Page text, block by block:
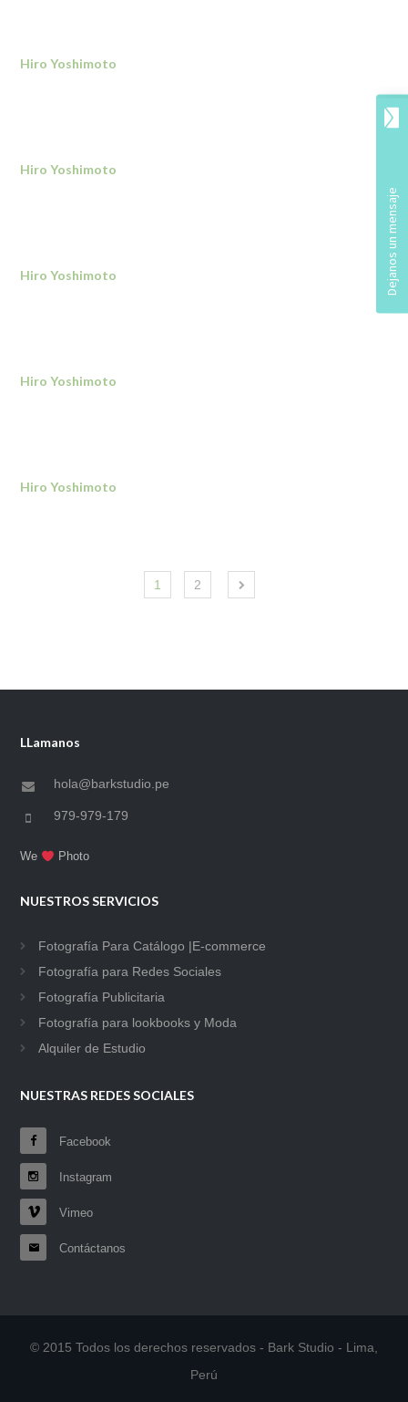
Hiro Yoshimoto
Hiro Yoshimoto
Hiro Yoshimoto
Hiro Yoshimoto
Hiro Yoshimoto
1 2
LLamanos
hola@barkstudio.pe
979-979-179
We Photo
NUESTROS SERVICIOS
Fotografía Para Catálogo |E-commerce
Fotografía para Redes Sociales
Fotografía Publicitaria
Fotografía para lookbooks y Moda
Alquiler de Estudio
NUESTRAS REDES SOCIALES
Facebook
Instagram
Vimeo
Contáctanos
© 2015 Todos los derechos reservados - Bark Studio - Lima,
Perú